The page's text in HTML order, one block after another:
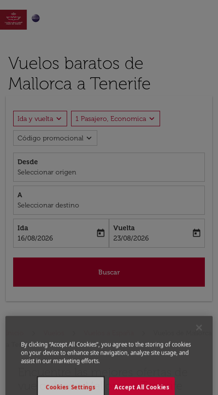

Vuelos baratos de
Mallorca a Tenerife
Ida y vuelta expand_more 1 Pasajero, Economica expand_more
Código promocional expand_more
Desde
Seleccionar origen
A
Seleccionar destino
Ida
fc-booking-departure-date-aria-label
16/08/2026
today
Vuelta
fc-booking-return-date-aria-label
23/08/2026
today
Buscar
Vuelos de Mallorca
a Tenerife
vuelo desde Mallorca a Tenerife
By clicking “Accept All Cookies”, you agree to the storing of cookies
on your device to enhance site navigation, analyze site usage, and
assist in our marketing efforts.
Accept All Cookies
Cookies Settings